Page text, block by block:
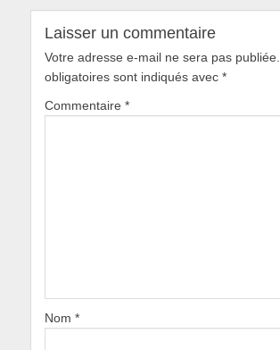
Laisser un commentaire
Votre adresse e-mail ne sera pas publiée.
obligatoires sont indiqués avec *
Commentaire *
Nom *